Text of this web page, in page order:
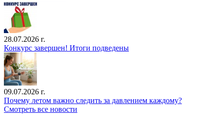
28.07.2026 г.
Конкурс завершен! Итоги подведены
09.07.2026 г.
Почему летом важно следить за давлением каждому?
Смотреть все новости